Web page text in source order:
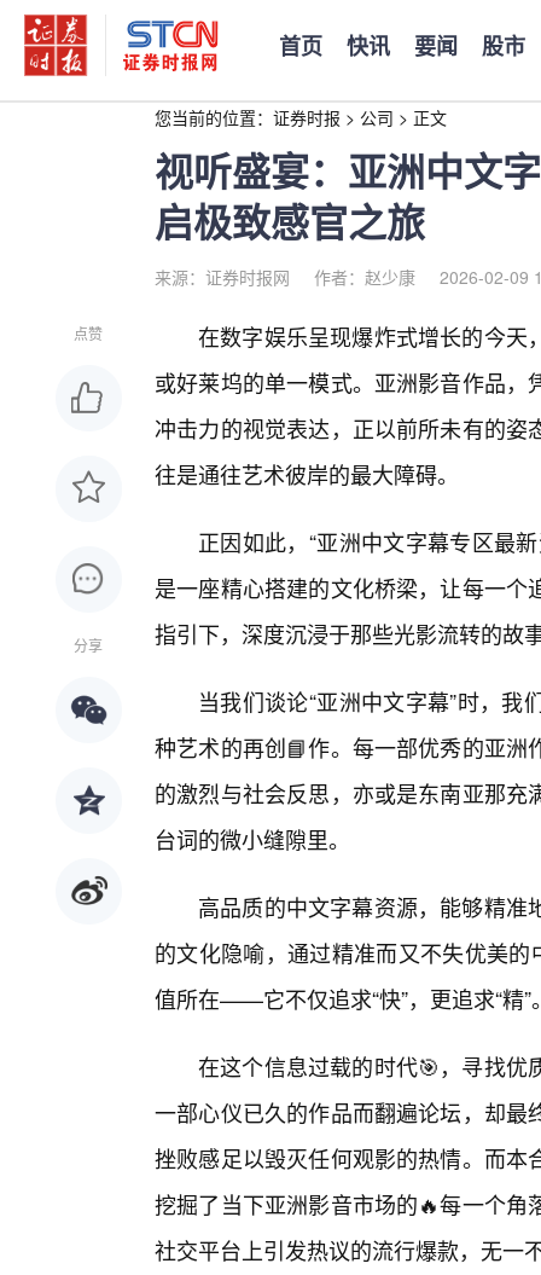
首页 快讯 要闻 股市
您当前的位置： 证券时报 > 公司 > 正文
视听盛宴：亚洲中文
启极致感官之旅
来源：证券时报网 作者：赵少康 2026-02-09
点赞
分享
在数字娱乐呈现爆炸式增长的今天
或好莱坞的单一模式。亚洲影音作品
冲击力的视觉表达，正以前所未有的
往是通往艺术彼岸的最大障碍。
正因如此，“亚洲中文字幕专区最
是一座精心搭建的文化桥梁，让每一
指引下，深度沉浸于那些光影流转的故
当我们谈论“亚洲中文字幕”时，
种艺术的再创📘作。每一部优秀的亚
的激烈与社会反思，亦或是东南亚那
台词的微小缝隙里。
高品质的中文字幕资源，能够精
的文化隐喻，通过精准而又不失优美
值所在——它不仅追求“快”，更追求“精”
在这个信息过载的时代🎯，寻找优
一部心仪已久的作品而翻遍论坛，却
挫败感足以毁灭任何观影的热情。而
挖掘了当下亚洲影音市场的🔥每一个
社交平台上引发热议的流行爆款，无一